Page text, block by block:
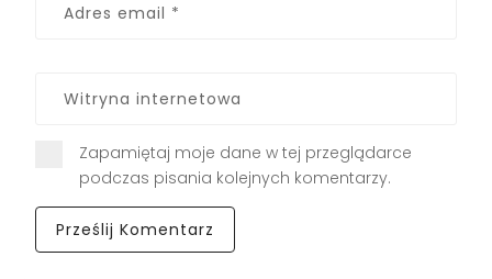
Zapamiętaj moje dane w tej przeglądarce
podczas pisania kolejnych komentarzy.